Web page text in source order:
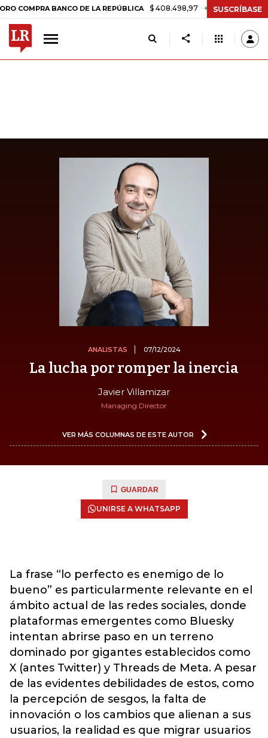
BANCO DE LA REPÚBLICA $ 408.498,97 +$ 8.753,81 +2,19%
SUSCRÍBASE
ANALISTAS 07/12/2024
La lucha por romper la inercia
Javier Villamizar
Managing Director
VER MÁS COLUMNAS DE ESTE AUTOR
GUARDAR
UNIRSE A WHATSAPP
La frase “lo perfecto es enemigo de lo
bueno” es particularmente relevante en el
ámbito actual de las redes sociales, donde
plataformas emergentes como Bluesky
intentan abrirse paso en un terreno
dominado por gigantes establecidos como
X (antes Twitter) y Threads de Meta. A pesar
de las evidentes debilidades de estos, como
la percepción de sesgos, la falta de
innovación o los cambios que alienan a sus
usuarios, la realidad es que migrar usuarios